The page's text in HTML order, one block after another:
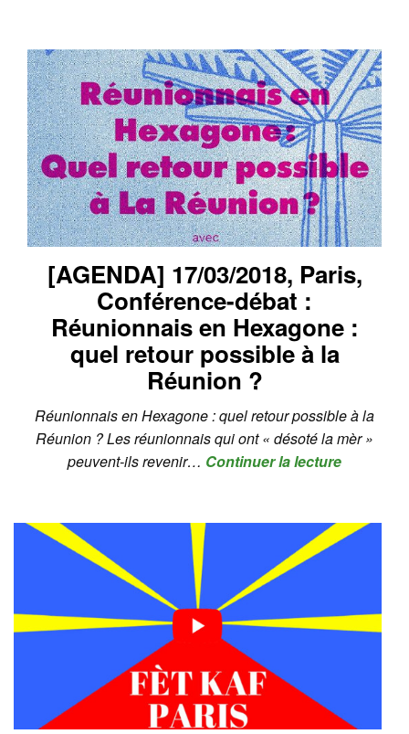
[AGENDA] 17/03/2018, Paris,
Conférence-débat :
Réunionnais en Hexagone :
quel retour possible à la
Réunion ?
Réunionnais en Hexagone : quel retour possible à la
Réunion ? Les réunionnais qui ont « désoté la mèr »
peuvent-ils revenir… Continuer la lecture